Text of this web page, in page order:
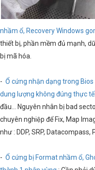
nhầm ổ, Recovery Windows
thiết bị, phần mềm đủ mạnh,
bị mã hóa.
- Ổ cứng nhận dạng trong
dung lượng không đúng thực tế
đầu… Nguyên nhân bị bad
chuyên nghiệp để Fix, Map
như : DDP, SRP, Datacompass,
- Ổ cứng bị Format nhầm ổ,